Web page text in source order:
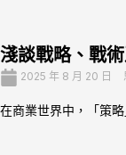
淺談戰略、戰
2025 年 8 月 20 日
在商業世界中，「策